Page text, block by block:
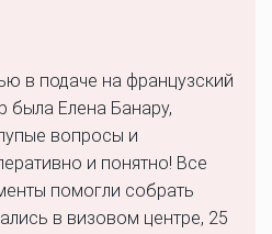
в подаче на французский
Елена Банару,
вопросы и
и понятно! Все
помогли собрать
в визовом центре, 25